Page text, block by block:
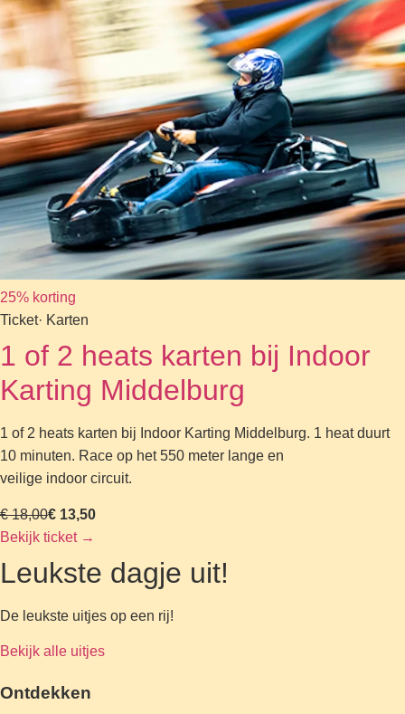
25% korting
Ticket· Karten
1 of 2 heats karten bij Indoor
Karting Middelburg
1 of 2 heats karten bij Indoor Karting Middelburg. 1 heat duurt
10 minuten. Race op het 550 meter lange en
veilige indoor circuit.
€ 18,00€ 13,50
Bekijk ticket →
Leukste dagje uit!
De leukste uitjes op een rij!
Bekijk alle uitjes
Ontdekken